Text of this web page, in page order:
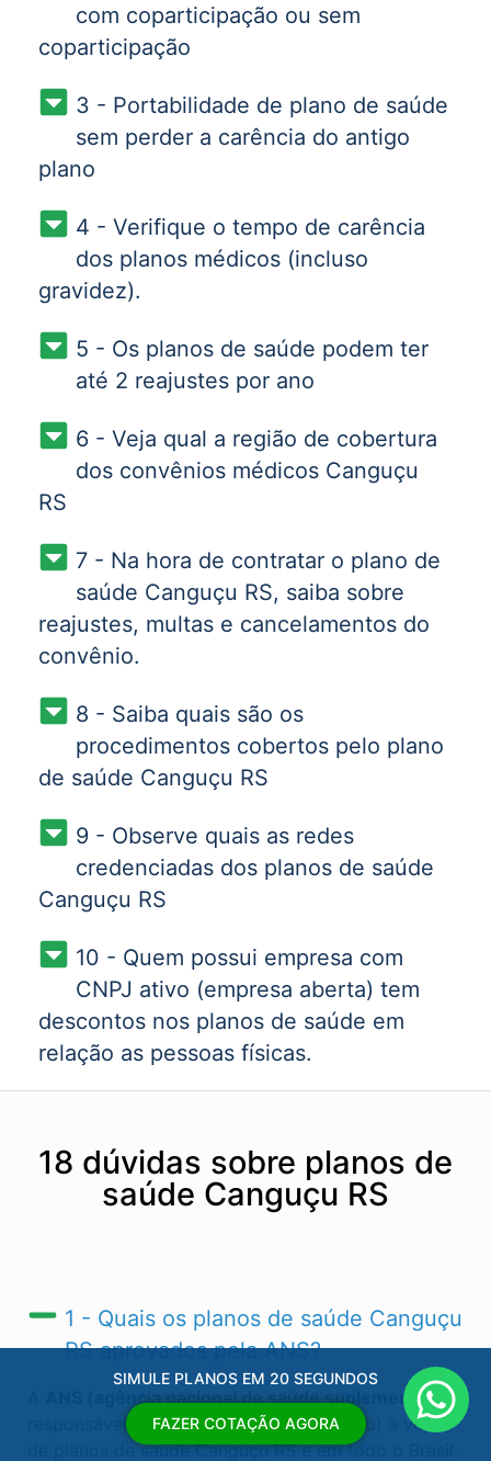
com coparticipação ou sem
coparticipação
3 - Portabilidade de plano de saúde
sem perder a carência do antigo
plano
4 - Verifique o tempo de carência
dos planos médicos (incluso
gravidez).
5 - Os planos de saúde podem ter
até 2 reajustes por ano
6 - Veja qual a região de cobertura
dos convênios médicos Canguçu
RS
7 - Na hora de contratar o plano de
saúde Canguçu RS, saiba sobre
reajustes, multas e cancelamentos do
convênio.
8 - Saiba quais são os
procedimentos cobertos pelo plano
de saúde Canguçu RS
9 - Observe quais as redes
credenciadas dos planos de saúde
Canguçu RS
10 - Quem possui empresa com
CNPJ ativo (empresa aberta) tem
descontos nos planos de saúde em
relação as pessoas físicas.
18 dúvidas sobre planos de
saúde Canguçu RS
1 - Quais os planos de saúde Canguçu
RS​ aprovados pela ANS?
ANS (agência nacional de saúde suplementar)é
responsável por regular (autorizas ou não) a venda
de planos de saúde Canguçu RS​ e em todo o Brasil.
SIMULE PLANOS EM 20 SEGUNDOS
FAZER COTAÇÃO AGORA